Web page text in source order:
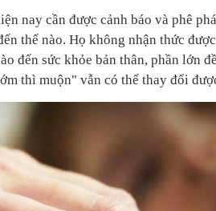
nay cần được cảnh báo và phê
thế nào. Họ không nhận thức
đến sức khỏe bản thân, phần lớn
thì muộn" vẫn có thể thay đổi